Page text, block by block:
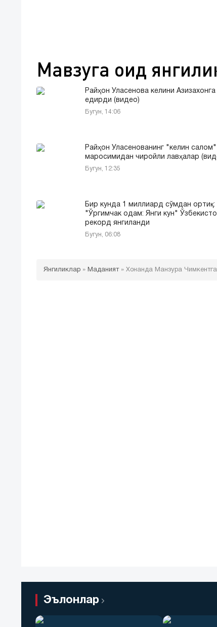
Мавзуга оид
Райҳон Уласенова келини
едирди (видео)
Бугун, 14:06
Райҳон Уласенованинг "келин салом"
маросимидан чиройли лавҳалар
Бугун, 12:35
Бир кунда 1 миллиард сўмдан ортиқ:
"Ўргимчак одам: Янги кун"
рекорд янгиланди
Бугун, 06:08
Янгиликлар » Маданият» Хонанда Манзура
Эълонлар